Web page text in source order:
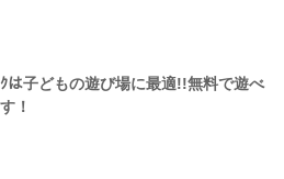
ｸは子どもの遊び場に最適!!無料で遊べ
！